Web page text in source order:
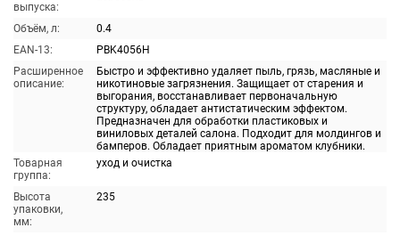
выпуска:
Объём, л:
0.4
EAN-13:
PBK4056H
Расширенное
описание:
Быстро и эффективно удаляет пыль, грязь, масляные и
никотиновые загрязнения. Защищает от старения и
выгорания, восстанавливает первоначальную
структуру, обладает антистатическим эффектом.
Предназначен для обработки пластиковых и
виниловых деталей салона. Подходит для молдингов и
бамперов. Обладает приятным ароматом клубники.
Товарная
группа:
уход и очистка
Высота
упаковки,
мм:
235